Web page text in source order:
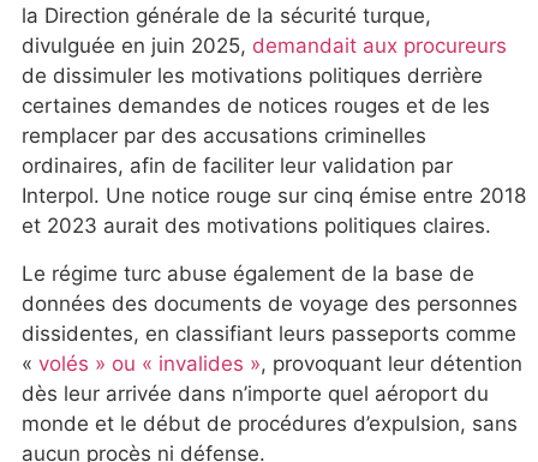
la Direction générale de la sécurité turque,
divulguée en juin 2025, demandait aux procureurs
de dissimuler les motivations politiques derrière
certaines demandes de notices rouges et de les
remplacer par des accusations criminelles
ordinaires, afin de faciliter leur validation par
Interpol. Une notice rouge sur cinq émise entre 2018
et 2023 aurait des motivations politiques claires.
Le régime turc abuse également de la base de
données des documents de voyage des personnes
dissidentes, en classifiant leurs passeports comme
« volés » ou « invalides », provoquant leur détention
dès leur arrivée dans n’importe quel aéroport du
monde et le début de procédures d’expulsion, sans
aucun procès ni défense.